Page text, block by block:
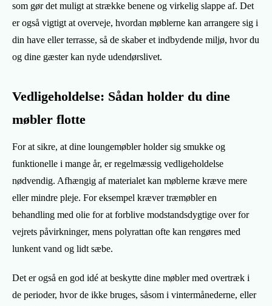
som gør det muligt at strække benene og virkelig slappe af. Det
er også vigtigt at overveje, hvordan møblerne kan arrangere sig i
din have eller terrasse, så de skaber et indbydende miljø, hvor du
og dine gæster kan nyde udendørslivet.
Vedligeholdelse: Sådan holder du dine
møbler flotte
For at sikre, at dine loungemøbler holder sig smukke og
funktionelle i mange år, er regelmæssig vedligeholdelse
nødvendig. Afhængig af materialet kan møblerne kræve mere
eller mindre pleje. For eksempel kræver træmøbler en
behandling med olie for at forblive modstandsdygtige over for
vejrets påvirkninger, mens polyrattan ofte kan rengøres med
lunkent vand og lidt sæbe.
Det er også en god idé at beskytte dine møbler med overtræk i
de perioder, hvor de ikke bruges, såsom i vintermånederne, eller